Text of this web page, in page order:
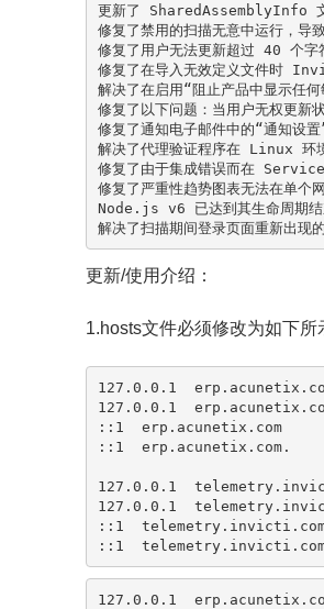
更新了 SharedAssemblyInfo 文
修复了禁用的扫描无意中运行，导
修复了用户无法更新超过 40 个字
修复了在导入无效定义文件时
解决了在启用“阻止产品中显示
修复了以下问题：当用户无权更新
修复了通知电子邮件中的“通知设
解决了代理验证程序在 Linux 环
修复了由于集成错误而在
修复了严重性趋势图表无法在单个
Node.js v6 已达到其生命周期
解决了扫描期间登录页面重新出现
更新/使用介绍：
1.hosts文件必须修改为如下
127.0.0.1
127.0.0.1
::1  erp.acunetix.com
::1  erp.acunetix.com.
127.0.0.1
127.0.0.1
::1
::1
127.0.0.1